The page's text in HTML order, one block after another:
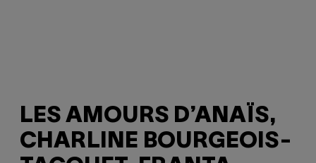
LES AMOURS D’ANAÏS,
CHARLINE BOURGEOIS-